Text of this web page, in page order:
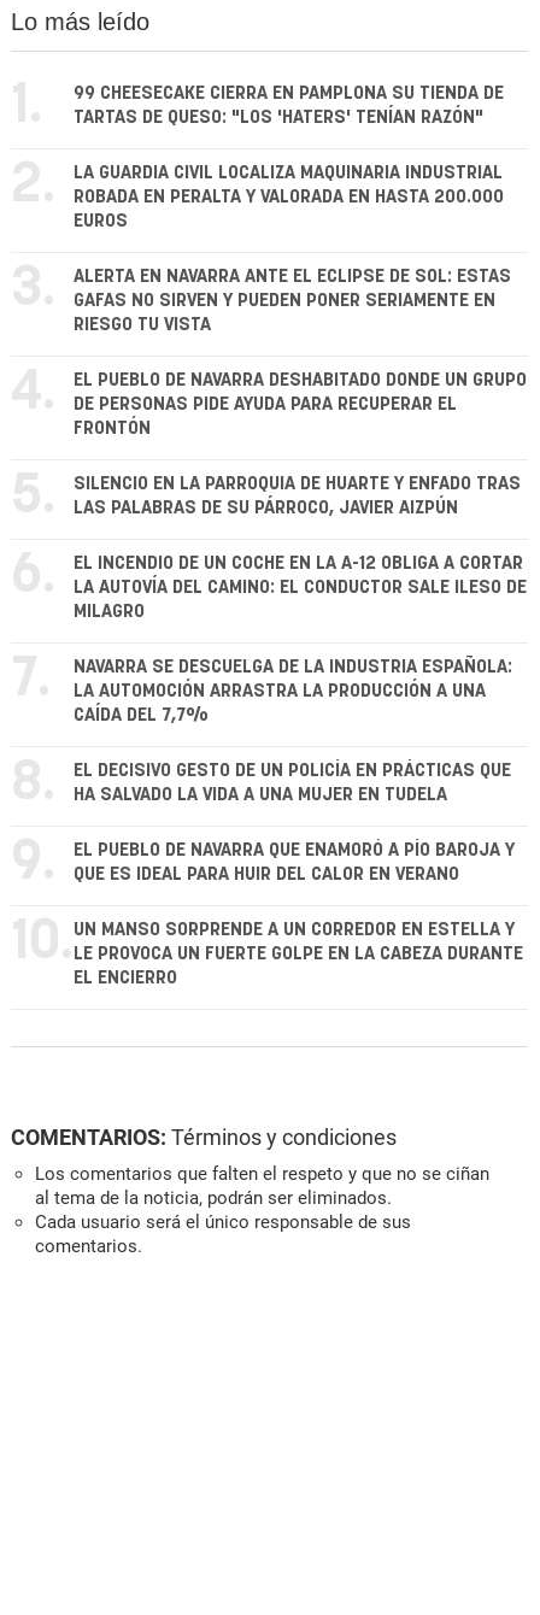
Lo más leído
1.
99 CHEESECAKE CIERRA EN PAMPLONA SU TIENDA DE
TARTAS DE QUESO: "LOS 'HATERS' TENÍAN RAZÓN"
2.
LA GUARDIA CIVIL LOCALIZA MAQUINARIA INDUSTRIAL
ROBADA EN PERALTA Y VALORADA EN HASTA 200.000
EUROS
3.
ALERTA EN NAVARRA ANTE EL ECLIPSE DE SOL: ESTAS
GAFAS NO SIRVEN Y PUEDEN PONER SERIAMENTE EN
RIESGO TU VISTA
4.
EL PUEBLO DE NAVARRA DESHABITADO DONDE UN GRUPO
DE PERSONAS PIDE AYUDA PARA RECUPERAR EL
FRONTÓN
5.
SILENCIO EN LA PARROQUIA DE HUARTE Y ENFADO TRAS
LAS PALABRAS DE SU PÁRROCO, JAVIER AIZPÚN
6.
EL INCENDIO DE UN COCHE EN LA A-12 OBLIGA A CORTAR
LA AUTOVÍA DEL CAMINO: EL CONDUCTOR SALE ILESO DE
MILAGRO
7.
NAVARRA SE DESCUELGA DE LA INDUSTRIA ESPAÑOLA:
LA AUTOMOCIÓN ARRASTRA LA PRODUCCIÓN A UNA
CAÍDA DEL 7,7%
8.
EL DECISIVO GESTO DE UN POLICÍA EN PRÁCTICAS QUE
HA SALVADO LA VIDA A UNA MUJER EN TUDELA
9.
EL PUEBLO DE NAVARRA QUE ENAMORÓ A PÍO BAROJA Y
QUE ES IDEAL PARA HUIR DEL CALOR EN VERANO
10. UN MANSO SORPRENDE A UN CORREDOR EN ESTELLA Y
LE PROVOCA UN FUERTE GOLPE EN LA CABEZA DURANTE
EL ENCIERRO
COMENTARIOS: Términos y condiciones
Los comentarios que falten el respeto y que no se ciñan
al tema de la noticia, podrán ser eliminados.
Cada usuario será el único responsable de sus
comentarios.